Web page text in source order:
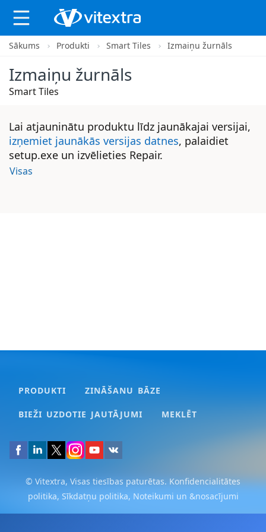
Sākums Produkti Smart Tiles Izmaiņu žurnāls
Izmaiņu žurnāls
Smart Tiles
Lai atjauninātu produktu līdz jaunākajai versijai,
izņemiet jaunākās versijas datnes, palaidiet
setup.exe un izvēlieties Repair.
Visas
PRODUKTI ZINĀŠANU BĀZE
BIEŽI UZDOTIE JAUTĀJUMI MEKLĒT
© Vitextra, Visas tiesības paturētas. Konfidencialitātes
politika, Sīkdatņu politika, Noteikumi un &nosacījumi